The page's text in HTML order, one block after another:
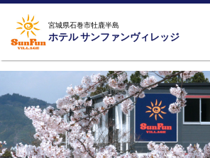
コ
ツ
ス
ッ
プ
宮城県石巻市牡鹿半島
ホテル サンファンヴィレッジ